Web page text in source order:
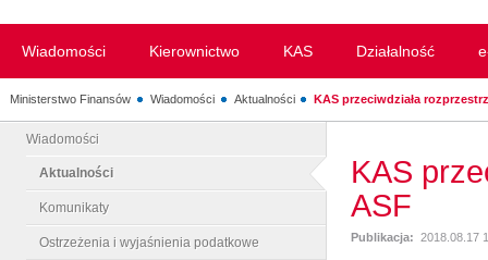
Wiadomości Kierownictwo KAS Działalność
Ministerstwo Finansów Wiadomości Aktualności KAS przeciwdziała
Wiadomości
Aktualności
Komunikaty
Ostrzeżenia i wyjaśnienia podatkowe
KAS
ASF
Publikacja: 2018.08.17